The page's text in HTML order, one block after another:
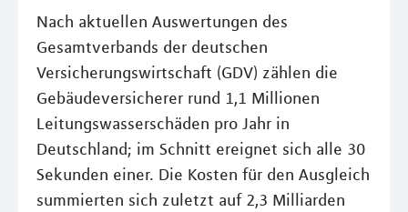
Nach aktuellen Auswertungen des
Gesamtverbands der deutschen
Versicherungswirtschaft (GDV) zählen die
Gebäudeversicherer rund 1,1 Millionen
Leitungswasserschäden pro Jahr in
Deutschland; im Schnitt ereignet sich alle 30
Sekunden einer. Die Kosten für den Ausgleich
summierten sich zuletzt auf 2,3 Milliarden